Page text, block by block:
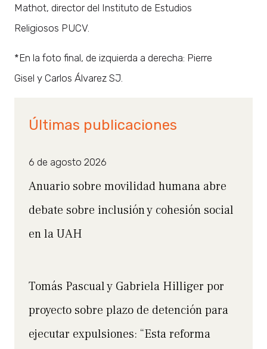
Mathot, director del Instituto de Estudios
Religiosos PUCV.
*En la foto final, de izquierda a derecha: Pierre
Gisel y Carlos Álvarez SJ.
Últimas publicaciones
6 de agosto 2026
Anuario sobre movilidad humana abre
debate sobre inclusión y cohesión social
en la UAH
Tomás Pascual y Gabriela Hilliger por
proyecto sobre plazo de detención para
ejecutar expulsiones: “Esta reforma